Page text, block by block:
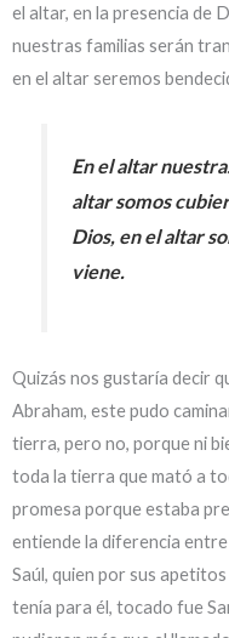
el altar, en la presencia de
nuestras familias serán
en el altar seremos
En el altar
altar somos
Dios, en el altar
viene.
Quizás nos gustaría decir
Abraham, este pudo
tierra, pero no, porque ni
toda la tierra que mató a
promesa porque estaba
entiende la diferencia
Saúl, quien por sus
tenía para él, tocado fue